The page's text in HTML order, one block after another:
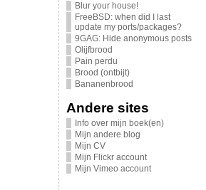
Blur your house!
FreeBSD: when did I last
update my ports/packages?
9GAG: Hide anonymous posts
Olijfbrood
Pain perdu
Brood (ontbijt)
Bananenbrood
Andere sites
Info over mijn boek(en)
Mijn andere blog
Mijn CV
Mijn Flickr account
Mijn Vimeo account